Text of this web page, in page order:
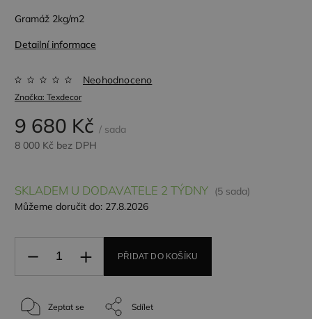
Gramáž 2kg/m2
Detailní informace
Značka: Texdecor
Neohodnoceno
9 680 Kč / sada
8 000 Kč bez DPH
SKLADEM U DODAVATELE 2 TÝDNY (5 sada)
Můžeme doručit do: 27.8.2026
PŘIDAT DO KOŠÍKU
Zeptat se Sdílet